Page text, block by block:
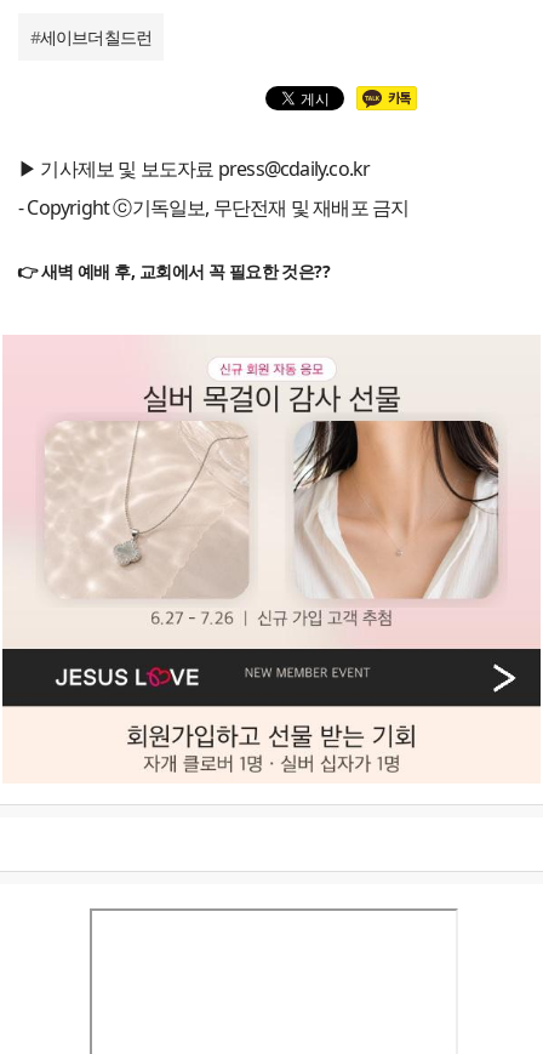
#세이브더칠드런
▶ 기사제보 및 보도자료 press@cdaily.co.kr
- Copyright ⓒ기독일보, 무단전재 및 재배포 금지
👉 새벽 예배 후, 교회에서 꼭 필요한 것은??